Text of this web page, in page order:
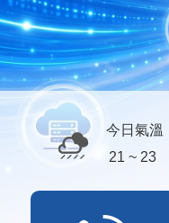
今日氣溫
21 ~ 23